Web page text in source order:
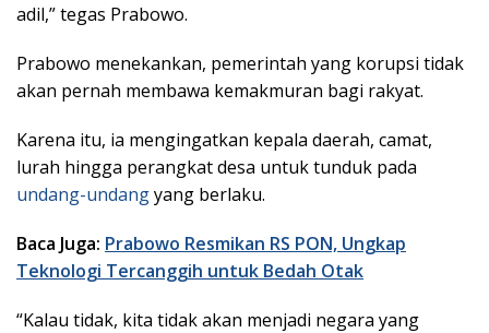
adil,” tegas Prabowo.
Prabowo menekankan, pemerintah yang korupsi tidak
akan pernah membawa kemakmuran bagi rakyat.
Karena itu, ia mengingatkan kepala daerah, camat,
lurah hingga perangkat desa untuk tunduk pada
undang-undangyang berlaku.
Baca Juga: Prabowo Resmikan RS PON, Ungkap
Teknologi Tercanggih untuk Bedah Otak
“Kalau tidak, kita tidak akan menjadi negara yang